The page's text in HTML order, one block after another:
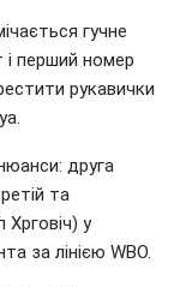
гучне
перший номер
рукавички
друга
та
у
за лінією WBO.